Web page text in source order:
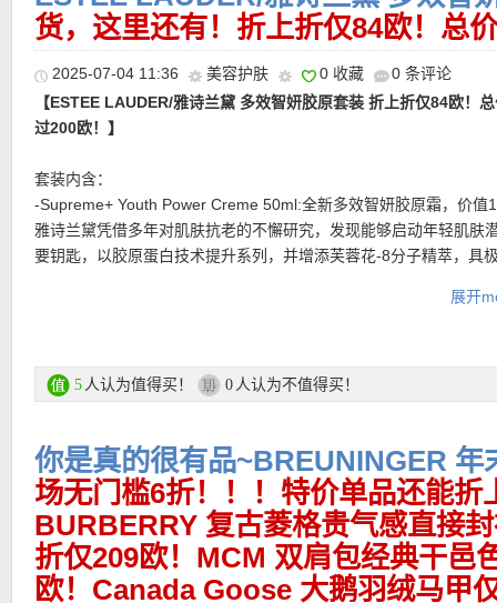
———-热门单品推荐 ———–
【SKIMS 易梦玲同款包臀鱼尾裙 折后仅48欧+满额再减30欧，史
价96欧！】
摆，既能展现女性曲线美，又不失优雅大方。前凸后翘的身材拿捏
其这个海水蓝色太美了，出去海边度假的时候也能穿！
购买直达链接见此
运费： 每单3.9欧，满149欧免邮费！60天内免费退货！
★ 新用户首单立减15欧优惠码：NEW2025 满79欧可用，新邮箱注
并激活使用！
•【Longchamp 经典Le Pliage迷你饺子包 新人折上折仅49欧！】
最少打折的一款！尼龙材质不容易脏有防水，出行必备。迷你款轻
梯形包，放入长夹之后还有很多空间，化妆包手机等都进得去。
货，这里还有！折上折仅84欧！总
2025-07-04 11:36 美容护肤 0 收藏
0 条评论
【ESTEE LAUDER/雅诗兰黛 多效智妍胶原套装 折上折仅84欧！
过200欧！】
套装内含：
-Supreme+ Youth Power Creme 50ml:全新多效智妍胶原霜，价值
雅诗兰黛凭借多年对肌肤抗老的不懈研究，发现能够启动年轻肌肤
要钥匙，以胶原蛋白技术提升系列，并增添芙蓉花-8分子精萃，具
系列当中的独有辣木精华及胶原蛋白复合物的功效。重点提拉三大
技」，短短3天能10倍提升肌肤胶原蛋白的制造！
取物。独特的舒芙蕾质地，一抹丝滑绵密霜感立即化成轻盈水感，
湿美白于一体，激活透亮，驱散暗沉，肌肤整晚澎弹紧致，隔天更
肤水嫩Q弹！
-Supreme+ Eye Balm 5ml:多效智妍眼霜，价值25欧！能改善眼部
弛，下垂，皱纹细纹，浮肿和黑眼圈等问题；强效保湿，为眼部肌
分，瞬间水润，持久保湿24小时；二合一护理，除了日常眼部护理
展开
5 人认为值得买！ 0 人认为不值得买！
你是真的很有品~BREUNINGER
场无门槛6折！！！特价单品还能折
BURBERRY 复古菱格贵气感直接
折仅209欧！MCM 双肩包经典干邑
欧！Canada Goose 大鹅羽绒马甲